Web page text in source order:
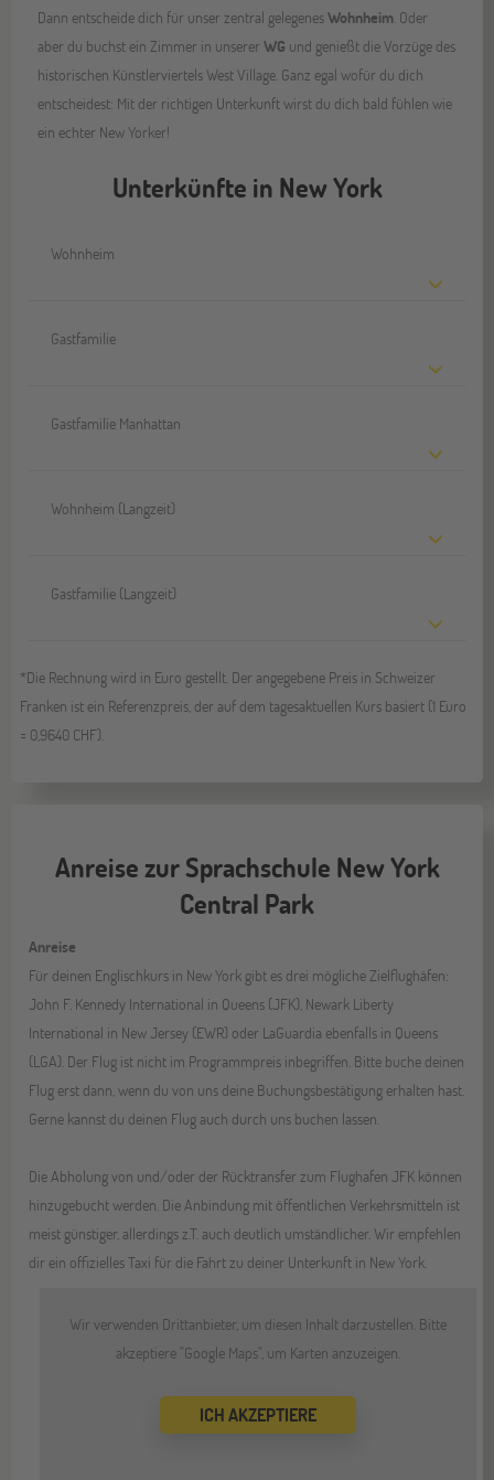
Dann entscheide dich für unser zentral gelegenesWohnheim . Oder
aber du buchst ein Zimmer in unsererWG und genießt die Vorzüge des
historischen Künstlerviertels West Village. Ganz egal wofür du dich
entscheidest: Mit der richtigen Unterkunft wirst du dich bald fühlen wie
ein echter New Yorker!
Unterkünfte in New York
Wohnheim
Gastfamilie
Gastfamilie Manhattan
Wohnheim (Langzeit)
Gastfamilie (Langzeit)
*Die Rechnung wird in Euro gestellt. Der angegebene Preis in Schweizer
Franken ist ein Referenzpreis, der auf dem tagesaktuellen Kurs basiert (1 Euro
= 0,9640 CHF).
Anreise zur Sprachschule New York
Central Park
Anreise
Für deinen Englischkurs in New York gibt es drei mögliche Zielflughäfen:
John F. Kennedy International in Queens (JFK), Newark Liberty
International in New Jersey (EWR) oder LaGuardia ebenfalls in Queens
(LGA). Der Flug ist nicht im Programmpreis inbegriffen. Bitte buche deinen
Flug erst dann, wenn du von uns deine Buchungsbestätigung erhalten hast.
Gerne kannst du deinen Flug auch durch uns buchen lassen.
Die Abholung von und/oder der Rücktransfer zum Flughafen JFK können
hinzugebucht werden. Die Anbindung mit öffentlichen Verkehrsmitteln ist
meist günstiger, allerdings z.T. auch deutlich umständlicher. Wir empfehlen
dir ein offizielles Taxi für die Fahrt zu deiner Unterkunft in New York.
Wir verwenden Drittanbieter, um diesen Inhalt darzustellen. Bitte
akzeptiere "Google Maps", um Karten anzuzeigen.
ICH AKZEPTIERE